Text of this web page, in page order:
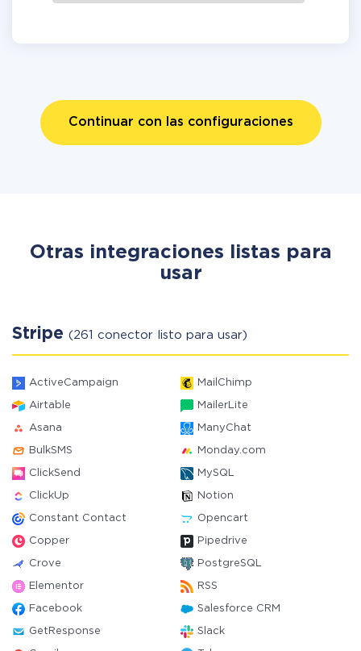
Continuar con las configuraciones
Otras integraciones listas para
usar
Stripe (261 conector listo para usar)
ActiveCampaign MailChimp
Airtable MailerLite
Asana ManyChat
BulkSMS Monday.com
ClickSend MySQL
ClickUp Notion
Constant Contact Opencart
Copper Pipedrive
Crove PostgreSQL
Elementor RSS
Facebook Salesforce CRM
GetResponse Slack